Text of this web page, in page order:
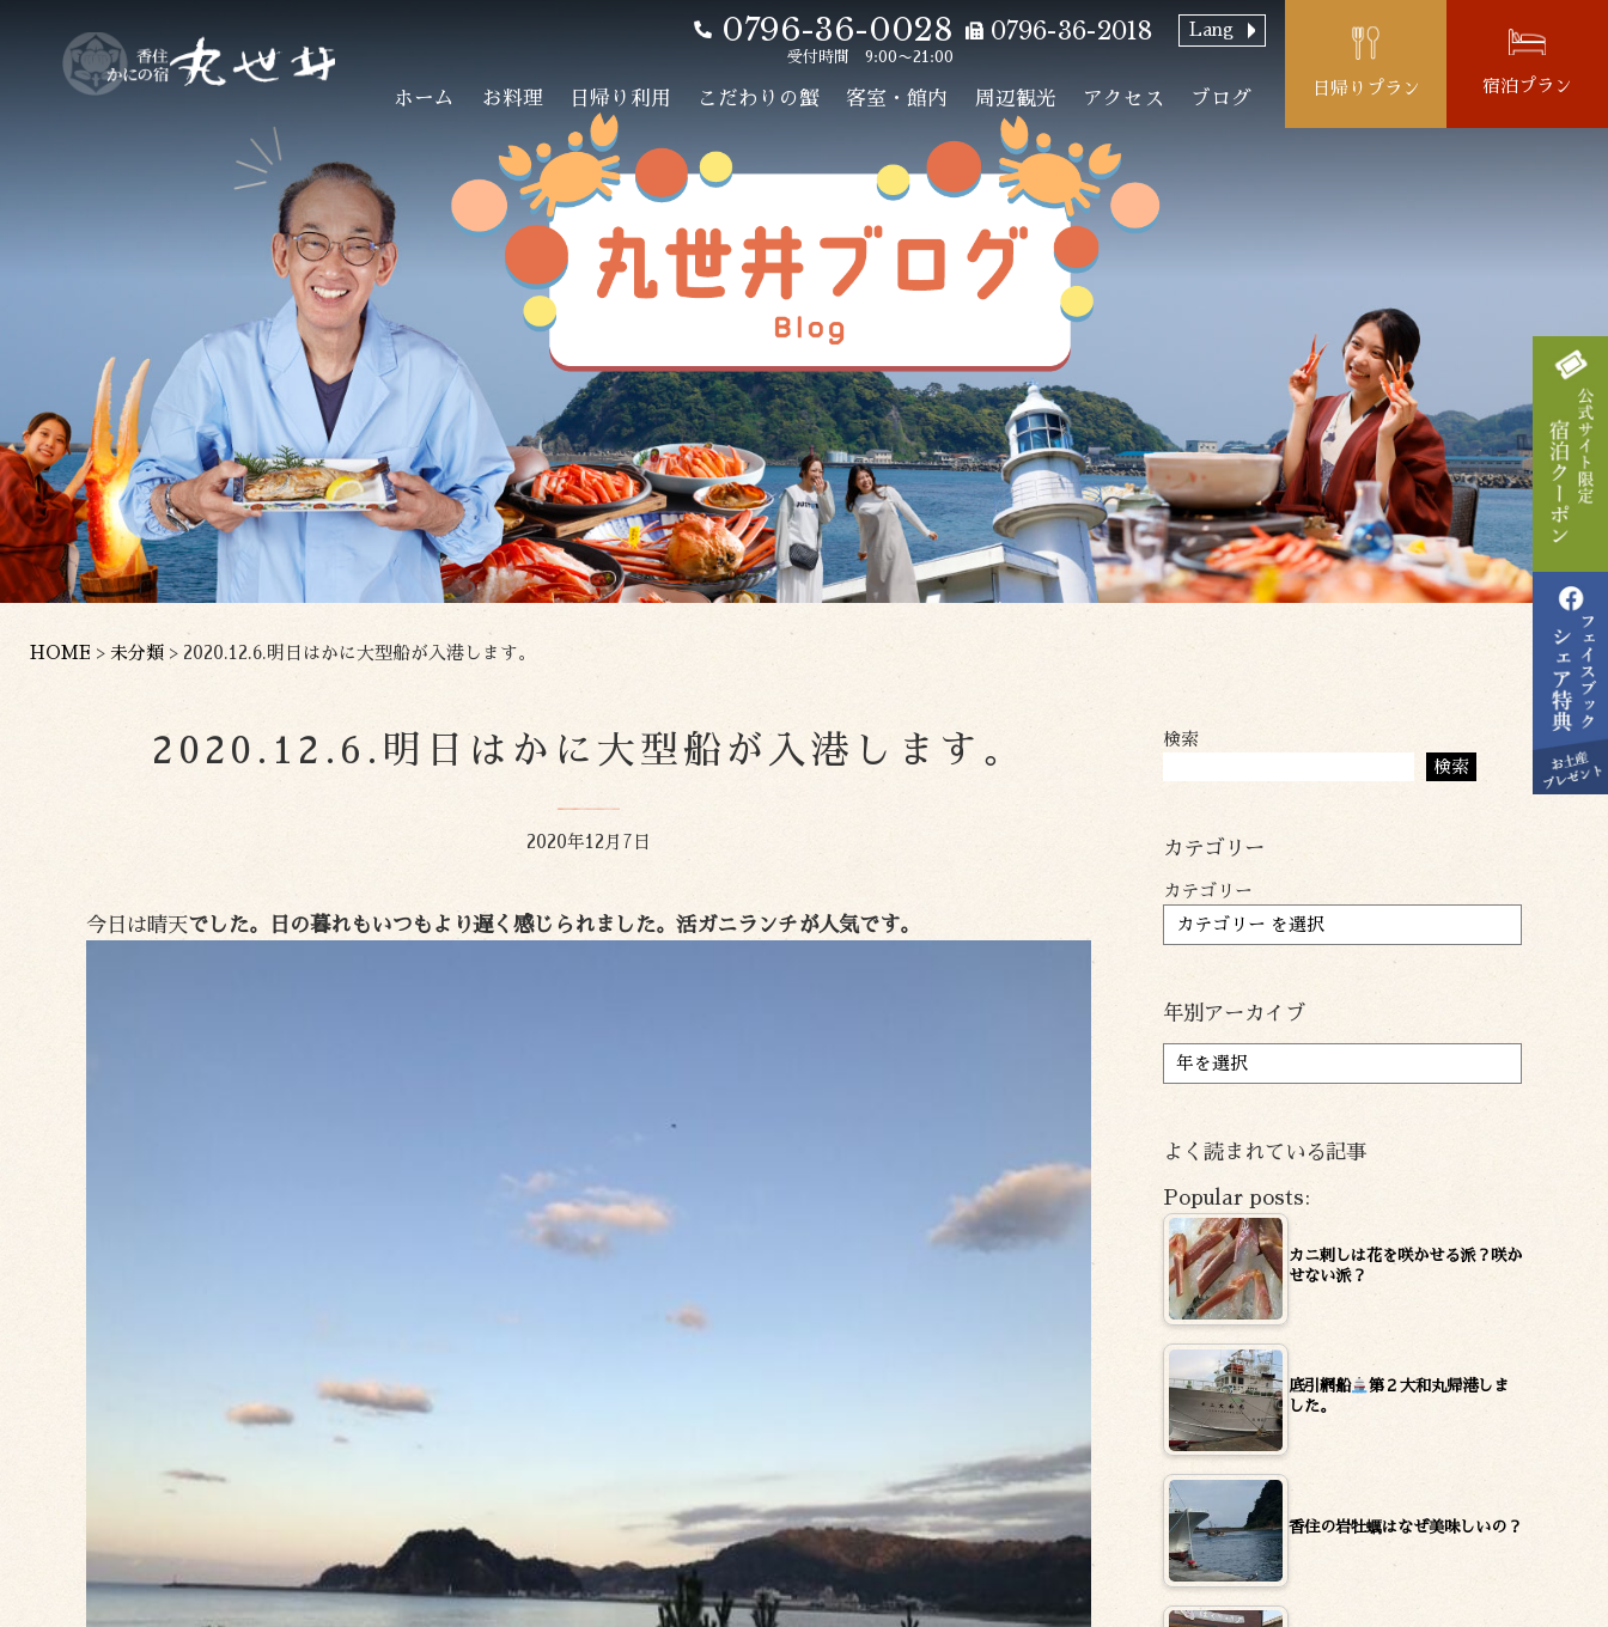
0796-36-0028
受付時間 9:00〜21:00
0796-36-2018 Lang
ホーム お料理 日帰り利用 こだわりの蟹 客室・館内 周辺観光 アクセス ブログ
日帰りプラン 宿泊プラン
HOME > 未分類 > 2020.12.6.明日はかに大型船が入港します。
2020.12.6.明日はかに大型船が入港します。
2020年12月7日
今日は晴天でした。日の暮れもいつもより遅く感じられました。活ガニランチが人気です。
検索
検索
カテゴリー
カテゴリー
年別アーカイブ
ア
ー
ブ
よく読まれている記事
Popular posts:
カニ刺しは花を咲かせる派？咲か
せない派？
底引網船
第２大和丸帰港しま
した。
香住の岩牡蠣はなぜ美味しいの？